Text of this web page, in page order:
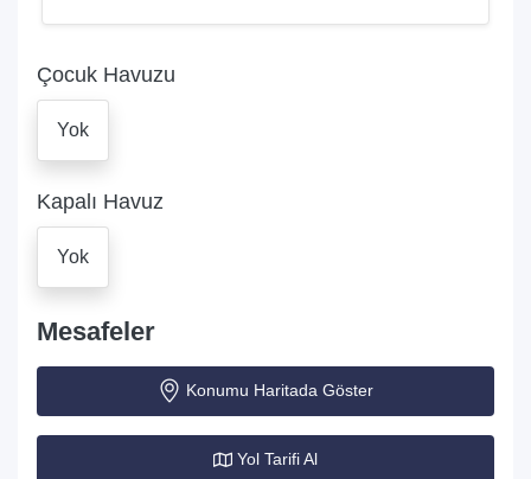
Çocuk Havuzu
Yok
Kapalı Havuz
Yok
Mesafeler
Konumu Haritada Göster
Yol Tarifi Al